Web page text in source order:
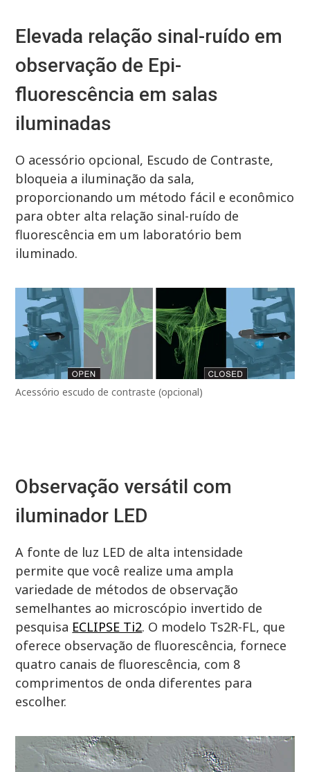
Elevada relação sinal-ruído em
observação de Epi-
fluorescência em salas
iluminadas
O acessório opcional, Escudo de Contraste,
bloqueia a iluminação da sala,
proporcionando um método fácil e econômico
para obter alta relação sinal-ruído de
fluorescência em um laboratório bem
iluminado.
Acessório escudo de contraste (opcional)
Observação versátil com
iluminador LED
A fonte de luz LED de alta intensidade
permite que você realize uma ampla
variedade de métodos de observação
semelhantes ao microscópio invertido de
pesquisa ECLIPSE Ti2. O modelo Ts2R-FL, que
oferece observação de fluorescência, fornece
quatro canais de fluorescência, com 8
comprimentos de onda diferentes para
escolher.